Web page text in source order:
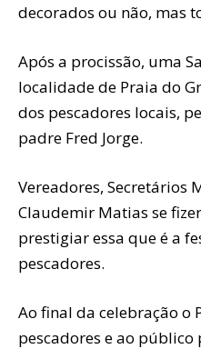
decorados ou não, mas
Após a procissão, uma
localidade de Praia do
dos pescadores locais,
padre Fred Jorge.
Vereadores, Secretários
Claudemir Matias se
prestigiar essa que é a
pescadores.
Ao final da celebração o
pescadores e ao público